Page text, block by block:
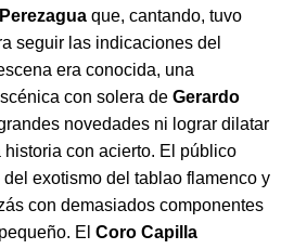
que, cantando, tuvo
seguir las indicaciones del
era conocida, una
con solera de Gerardo
novedades ni lograr dilatar
historia con acierto. El público
exotismo del tablao flamenco y
con demasiados componentes
El Coro Capilla